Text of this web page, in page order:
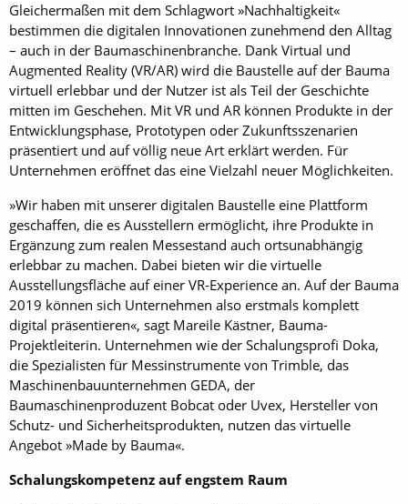
Gleichermaßen mit dem Schlagwort »Nachhaltigkeit«
bestimmen die digitalen Innovationen zunehmend den Alltag
– auch in der Baumaschinenbranche. Dank Virtual und
Augmented Reality (VR/AR) wird die Baustelle auf der Bauma
virtuell erlebbar und der Nutzer ist als Teil der Geschichte
mitten im Geschehen. Mit VR und AR können Produkte in der
Entwicklungsphase, Prototypen oder Zukunftsszenarien
präsentiert und auf völlig neue Art erklärt werden. Für
Unternehmen eröffnet das eine Vielzahl neuer Möglichkeiten.
»Wir haben mit unserer digitalen Baustelle eine Plattform
geschaffen, die es Ausstellern ermöglicht, ihre Produkte in
Ergänzung zum realen Messestand auch ortsunabhängig
erlebbar zu machen. Dabei bieten wir die virtuelle
Ausstellungsfläche auf einer VR-Experience an. Auf der Bauma
2019 können sich Unternehmen also erstmals komplett
digital präsentieren«, sagt Mareile Kästner, Bauma-
Projektleiterin. Unternehmen wie der Schalungsprofi Doka,
die Spezialisten für Messinstrumente von Trimble, das
Maschinenbauunternehmen GEDA, der
Baumaschinenproduzent Bobcat oder Uvex, Hersteller von
Schutz- und Sicherheitsprodukten, nutzen das virtuelle
Angebot »Made by Bauma«.
Schalungskompetenz auf engstem Raum